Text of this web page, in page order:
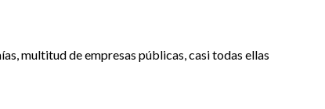
multitud de empresas públicas, casi todas ellas